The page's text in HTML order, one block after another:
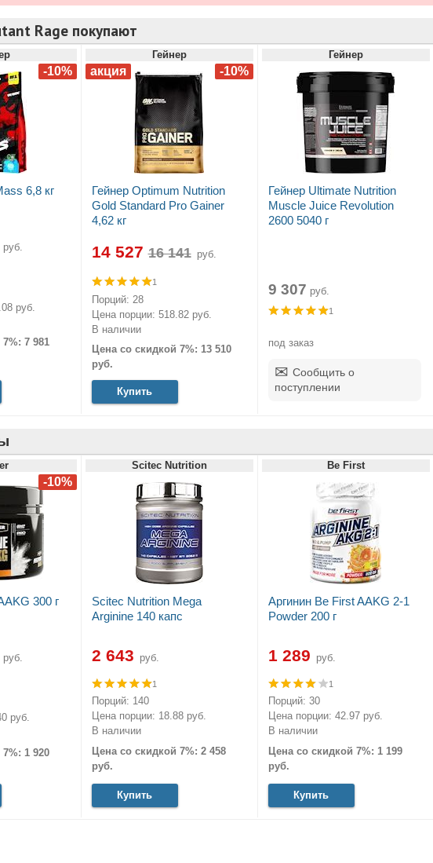
Rage покупают
6,8 кг
руб.
руб.
7 981
Гейнер
Гейнер Optimum Nutrition
Gold Standard Pro Gainer
4,62 кг
14 527 руб.
1
Порций: 28
Цена порции: 518.82 руб.
В наличии
Цена со скидкой 7%: 13 510
руб.
Купить
Гейнер
Гейнер Ultimate Nutrition
Muscle Juice Revolution
2600 5040 г
9 307 руб.
1
под заказ
Сообщить о
поступлении
300 г
руб.
руб.
1 920
Scitec Nutrition
Scitec Nutrition Mega
Arginine 140 капс
2 643 руб.
1
Порций: 140
Цена порции: 18.88 руб.
В наличии
Цена со скидкой 7%: 2 458
руб.
Купить
Be First
Аргинин Be First AAKG 2-1
Powder 200 г
1 289 руб.
1
Порций: 30
Цена порции: 42.97 руб.
В наличии
Цена со скидкой 7%: 1 199
руб.
Купить